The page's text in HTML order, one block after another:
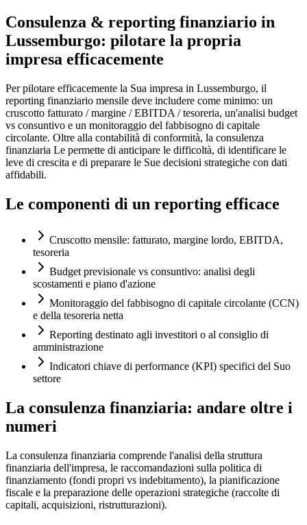
Consulenza & reporting finanziario in
Lussemburgo: pilotare la propria
impresa efficacemente
Per pilotare efficacemente la Sua impresa in Lussemburgo, il
reporting finanziario mensile deve includere come minimo: un
cruscotto fatturato / margine / EBITDA / tesoreria, un'analisi budget
vs consuntivo e un monitoraggio del fabbisogno di capitale
circolante. Oltre alla contabilità di conformità, la consulenza
finanziaria Le permette di anticipare le difficoltà, di identificare le
leve di crescita e di preparare le Sue decisioni strategiche con dati
affidabili.
Le componenti di un reporting efficace
Cruscotto mensile: fatturato, margine lordo, EBITDA,
tesoreria
Budget previsionale vs consuntivo: analisi degli
scostamenti e piano d'azione
Monitoraggio del fabbisogno di capitale circolante (CCN)
e della tesoreria netta
Reporting destinato agli investitori o al consiglio di
amministrazione
Indicatori chiave di performance (KPI) specifici del Suo
settore
La consulenza finanziaria: andare oltre i
numeri
La consulenza finanziaria comprende l'analisi della struttura
finanziaria dell'impresa, le raccomandazioni sulla politica di
finanziamento (fondi propri vs indebitamento), la pianificazione
fiscale e la preparazione delle operazioni strategiche (raccolte di
capitali, acquisizioni, ristrutturazioni).